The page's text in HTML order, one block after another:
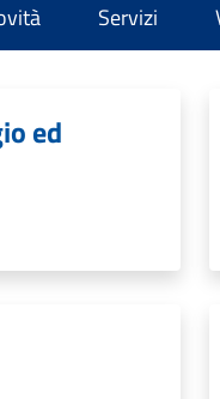
Servizi
ed